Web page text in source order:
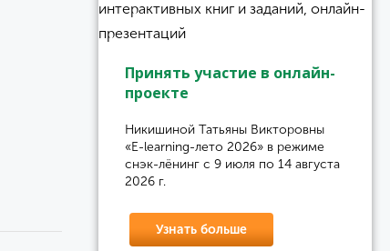
Принять участие в онлайн-
проекте
Никишиной Татьяны Викторовны
«E-learning-лето 2026» в режиме
снэк-лёнинг с 9 июля по 14 августа
2026 г.
Узнать больше